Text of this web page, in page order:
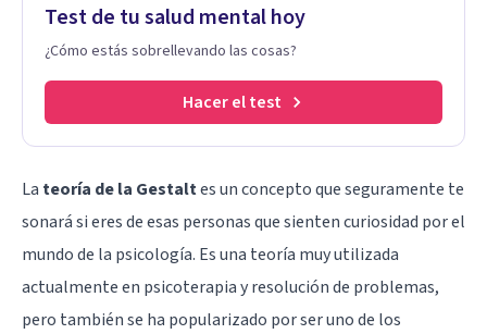
Test de tu salud mental hoy
¿Cómo estás sobrellevando las cosas?
Hacer el test
La teoría de la Gestaltes un concepto que seguramente te
sonará si eres de esas personas que sienten curiosidad por el
mundo de la psicología. Es una teoría muy utilizada
actualmente en psicoterapiay resolución de problemas,
pero también se ha popularizado por ser uno de los